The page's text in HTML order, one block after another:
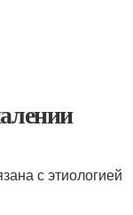
с этиологией